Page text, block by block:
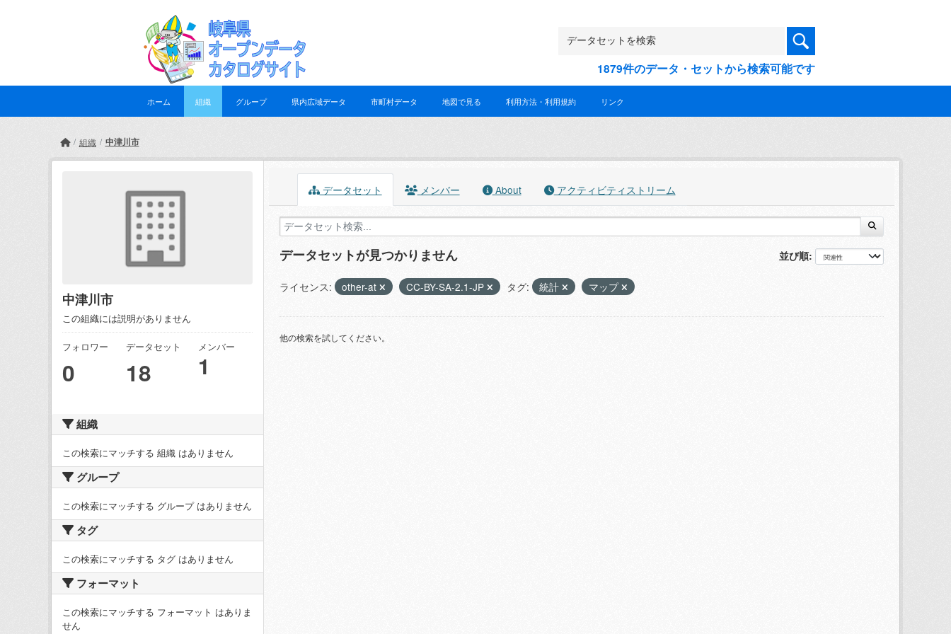
1879件のデータ・セットから検索可能です
ホーム 組織 グループ 県内広域データ 市町村データ 地図で見る 利用方法・利用規約 リンク
組織 中津川市
中津川市
この組織には説明がありません
フォロワー
0
データセット
18
メンバー
1
組織
この検索にマッチする 組織 はありません
グループ
この検索にマッチする グループ はありません
タグ
この検索にマッチする タグ はありません
フォーマット
この検索にマッチする フォーマット はありま
せん
データセット メンバー About アクティビティストリーム
並び順
データセットが見つかりません
ライセンス: other-at CC-BY-SA-2.1-JP タグ: 統計 マップ
他の検索を試してください。